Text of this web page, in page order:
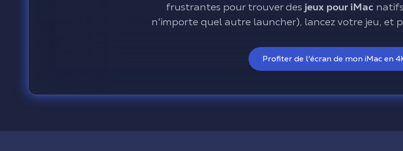
frustrantes pour trouver des jeux pour iMac
n'importe quel autre launcher), lancez votre jeu, et
Profiter de l'écran de mon iMac en